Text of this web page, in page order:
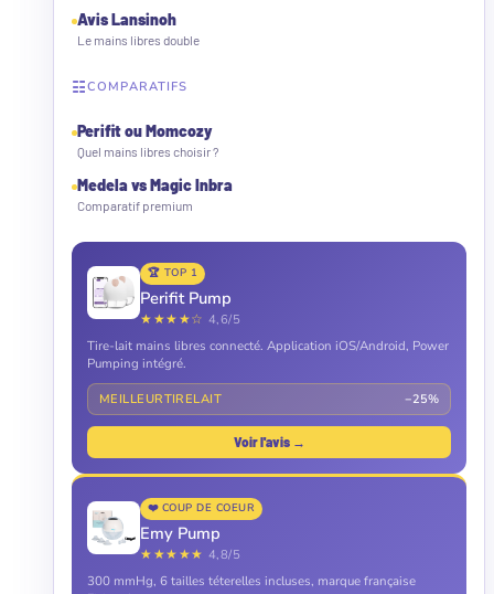
Avis Lansinoh
Le mains libres double
☷COMPARATIFS
Perifit ou Momcozy
Quel mains libres choisir ?
Medela vs Magic Inbra
Comparatif premium
🏆 TOP 1
Perifit Pump
★★★★☆ 4,6/5
Tire-lait mains libres connecté. Application iOS/Android, Power
Pumping intégré.
MEILLEURTIRELAIT −25%
Voir l'avis →
❤️ COUP DE COEUR
Emy Pump
★★★★★ 4,8/5
300 mmHg, 6 tailles téterelles incluses, marque française